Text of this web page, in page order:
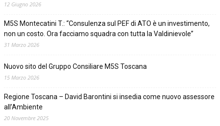
12 Giugno 2026
M5S Montecatini T.: “Consulenza sul PEF di ATO è un investimento,
non un costo. Ora facciamo squadra con tutta la Valdinievole”
31 Marzo 2026
Nuovo sito del Gruppo Consiliare M5S Toscana
15 Marzo 2026
Regione Toscana – David Barontini si insedia come nuovo assessore
all’Ambiente
20 Novembre 2025